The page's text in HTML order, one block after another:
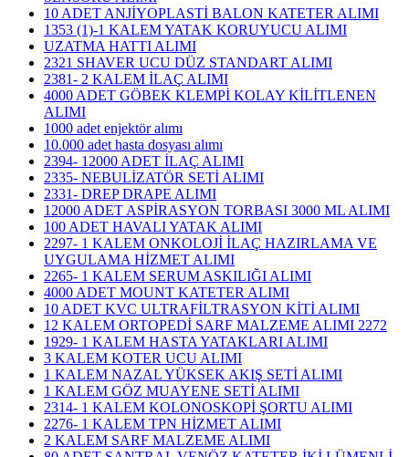
10 ADET ANJİYOPLASTİ BALON KATETER ALIMI
1353 (1)-1 KALEM YATAK KORUYUCU ALIMI
UZATMA HATTI ALIMI
2321 SHAVER UCU DÜZ STANDART ALIMI
2381- 2 KALEM İLAÇ ALIMI
4000 ADET GÖBEK KLEMPİ KOLAY KİLİTLENEN
ALIMI
1000 adet enjektör alımı
10.000 adet hasta dosyası alımı
2394- 12000 ADET İLAÇ ALIMI
2335- NEBULİZATÖR SETİ ALIMI
2331- DREP DRAPE ALIMI
12000 ADET ASPİRASYON TORBASI 3000 ML ALIMI
100 ADET HAVALI YATAK ALIMI
2297- 1 KALEM ONKOLOJİ İLAÇ HAZIRLAMA VE
UYGULAMA HİZMET ALIMI
2265- 1 KALEM SERUM ASKILIĞI ALIMI
4000 ADET MOUNT KATETER ALIMI
10 ADET KVC ULTRAFİLTRASYON KİTİ ALIMI
12 KALEM ORTOPEDİ SARF MALZEME ALIMI 2272
1929- 1 KALEM HASTA YATAKLARI ALIMI
3 KALEM KOTER UCU ALIMI
1 KALEM NAZAL YÜKSEK AKIŞ SETİ ALIMI
1 KALEM GÖZ MUAYENE SETİ ALIMI
2314- 1 KALEM KOLONOSKOPİ ŞORTU ALIMI
2276- 1 KALEM TPN HİZMET ALIMI
2 KALEM SARF MALZEME ALIMI